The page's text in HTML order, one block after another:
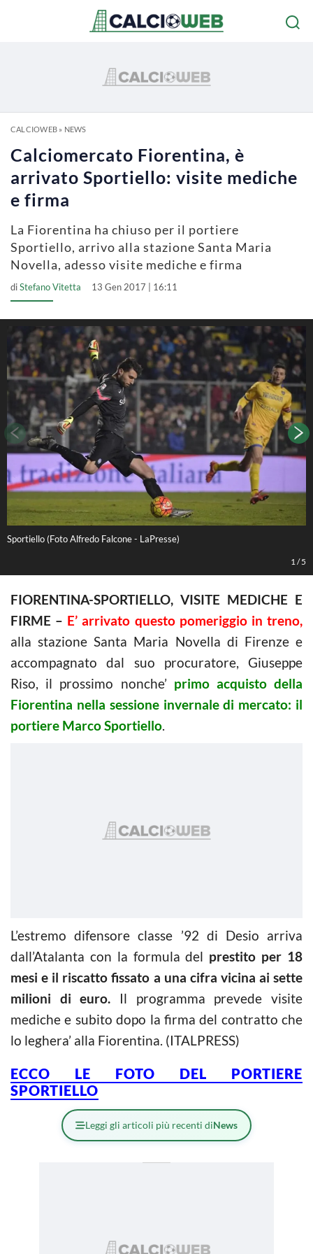
CALCIOWEB» NEWS
Calciomercato Fiorentina, è
arrivato Sportiello: visite mediche
e firma
La Fiorentina ha chiuso per il portiere
Sportiello, arrivo alla stazione Santa Maria
Novella, adesso visite mediche e firma
diStefano Vitetta 13 Gen 2017 | 16:11
Sportiello (Foto Alfredo Falcone - LaPresse)
1 /5
FIORENTINA-SPORTIELLO, VISITE MEDICHE E
FIRME – E’ arrivato questo pomeriggio in treno,
alla stazione Santa Maria Novella di Firenze e
accompagnato dal suo procuratore, Giuseppe
Riso, il prossimo nonche’ primo acquisto della
Fiorentina nella sessione invernale di mercato: il
portiere Marco Sportiello.
L’estremo difensore classe ’92 di Desio arriva
dall’Atalanta con la formula del prestito per 18
mesi e il riscatto fissato a una cifra vicina ai sette
milioni di euro. Il programma prevede visite
mediche e subito dopo la firma del contratto che
lo leghera’ alla Fiorentina. (ITALPRESS)
ECCO LE FOTO DEL PORTIERE
SPORTIELLO
Leggi gli articoli più recenti diNews